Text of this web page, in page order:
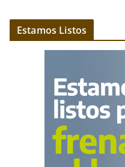
Estamos Listos